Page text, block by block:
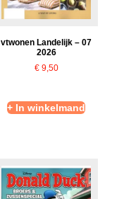
vtwonen Landelijk – 07
2026
€9,50
+ In winkelmand